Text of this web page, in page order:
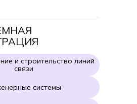
и строительство линий
связи
системы